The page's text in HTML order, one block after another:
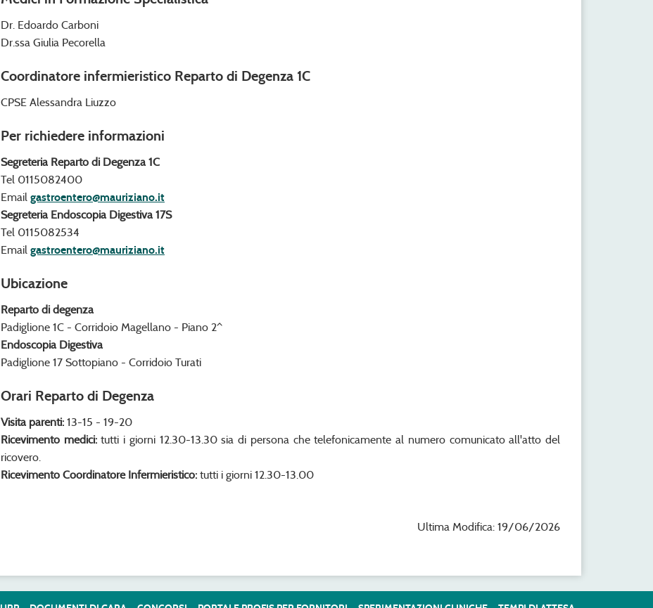
Dr. Edoardo Carboni
Dr.ssa Giulia Pecorella
Coordinatore infermieristico Reparto di Degenza 1C
CPSE Alessandra Liuzzo
Per richiedere informazioni
Segreteria Reparto di Degenza 1C
Tel 0115082400
Email gastroentero@mauriziano.it
Segreteria Endoscopia Digestiva 17S
Tel 0115082534
Email gastroentero@mauriziano.it
Ubicazione
Reparto di degenza
Padiglione 1C - Corridoio Magellano - Piano 2^
Endoscopia Digestiva
Padiglione 17 Sottopiano - Corridoio Turati
Orari Reparto di Degenza
Visita parenti: 13-15 - 19-20
Ricevimento medici:tutti i giorni 12.30-13.30 sia di persona che telefonicamente al numero comunicato all'atto del
ricovero.
Ricevimento Coordinatore Infermieristico: tutti i giorni 12.30-13.00
Ultima Modifica: 19/06/2026